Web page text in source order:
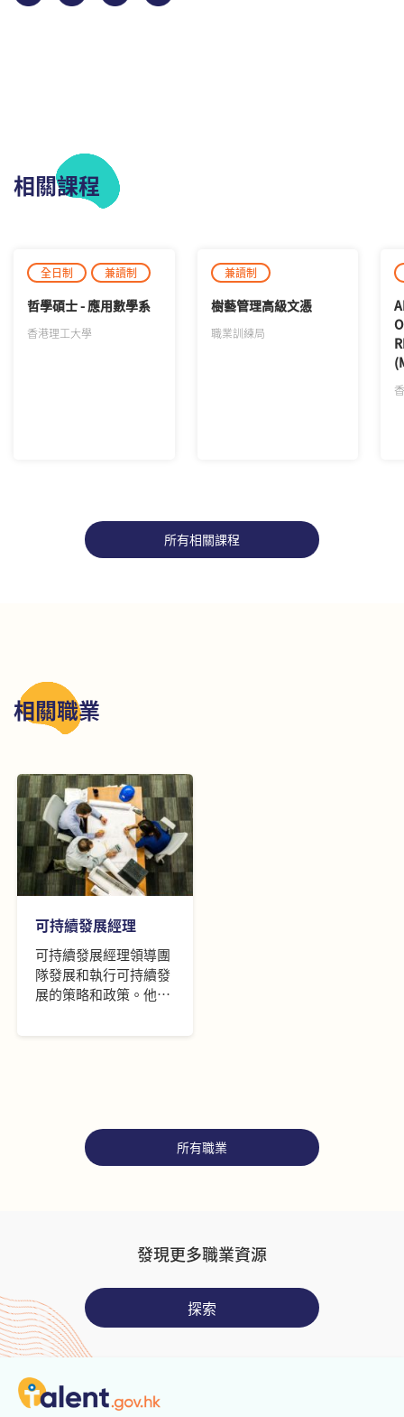
相關課程
全日制 兼讀制
哲學碩士 - 應用數學系
香港理工大學
兼讀制
樹藝管理高級文憑
職業訓練局
所有相關課程
相關職業
可持續發展經理
可持續發展經理領導團
隊發展和執行可持續發
展的策略和政策。他們
績效並提出策略性的改
品質監控等建立強大關
係網絡。他們建立可持
所有職業
發現更多職業資源
探索